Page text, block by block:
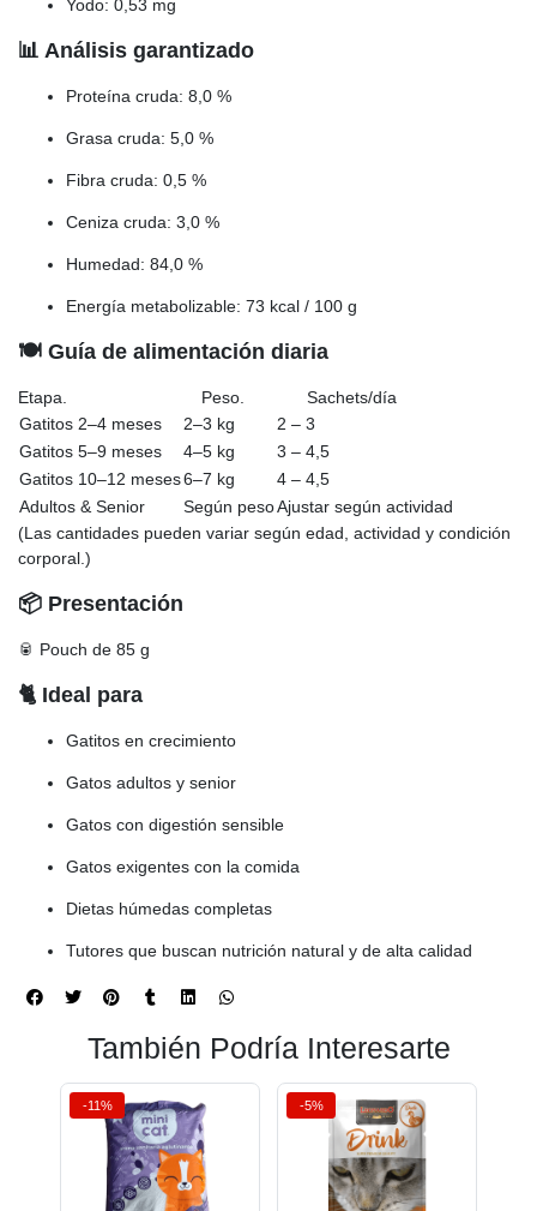
Yodo: 0,53 mg
📊 Análisis garantizado
Proteína cruda: 8,0 %
Grasa cruda: 5,0 %
Fibra cruda: 0,5 %
Ceniza cruda: 3,0 %
Humedad: 84,0 %
Energía metabolizable: 73 kcal / 100 g
🍽️ Guía de alimentación diaria
Etapa. Peso. Sachets/día
Gatitos 2–4 meses
2–3 kg
2 – 3
Gatitos 5–9 meses
4–5 kg
3 – 4,5
Gatitos 10–12 meses6–7 kg
4 – 4,5
Adultos & Senior
Según pesoAjustar según actividad
(Las cantidades pueden variar según edad, actividad y condición
corporal.)
📦 Presentación
🥫 Pouch de 85 g
🐈 Ideal para
Gatitos en crecimiento
Gatos adultos y senior
Gatos con digestión sensible
Gatos exigentes con la comida
Dietas húmedas completas
Tutores que buscan nutrición natural y de alta calidad
También Podría Interesarte
-11% -5%